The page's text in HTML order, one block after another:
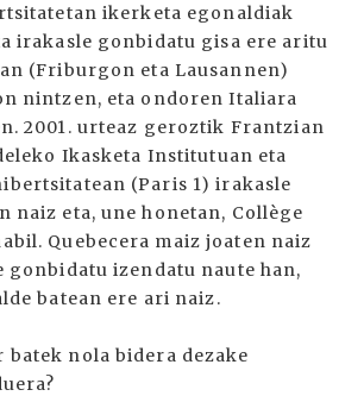
ikerketa egonaldiak
irakasle gonbidatu gisa ere aritu
(Friburgon eta Lausannen)
nintzen, eta ondoren Italiara
2001. urteaz geroztik Frantzian
Ikasketa Institutuan eta
(Paris 1) irakasle
naiz eta, une honetan, Collège
Quebecera maiz joaten naiz
gonbidatu izendatu naute han,
batean ere ari naiz.
batek nola bidera dezake